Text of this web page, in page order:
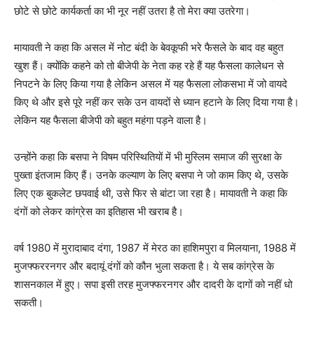
छोटे से छोटे कार्यकर्ता का भी नूर नहीं उतरा है तो मेरा क्या उतरेगा।
मायावती ने कहा कि असल में नोट बंदी के बेवकूफी भरे फैसले के बाद वह बहुत
खुश हैं। क्योंकि कहने को तो बीजेपी के नेता कह रहे हैं यह फैसला कालेधन से
निपटने के लिए किया गया है लेकिन असल में यह फैसला लोकसभा में जो वायदे
किए थे और इसे पूरे नहीं कर सके उन वायदों से ध्यान हटाने के लिए दिया गया है।
लेकिन यह फैसला बीजेपी को बहुत महंगा पड़ने वाला है।
उन्होंने कहा कि बसपा ने विषम परिस्थितियों में भी मुस्लिम समाज की सुरक्षा के
पुख्ता इंतजाम किए हैं। उनके कल्याण के लिए बसपा ने जो काम किए थे, उसके
लिए एक बुकलेट छपवाई थी, उसे फिर से बांटा जा रहा है। मायावती ने कहा कि
दंगों को लेकर कांग्रेस का इतिहास भी खराब है।
वर्ष 1980 में मुरादाबाद दंगा, 1987 में मेरठ का हाशिमपुरा व मिलयाना, 1988 में
मुजफ्फररनगर और बदायूं दंगों को कौन भुला सकता है। ये सब कांग्रेस के
शासनकाल में हुए। सपा इसी तरह मुजफ्फरनगर और दादरी के दागों को नहीं धो
सकती।